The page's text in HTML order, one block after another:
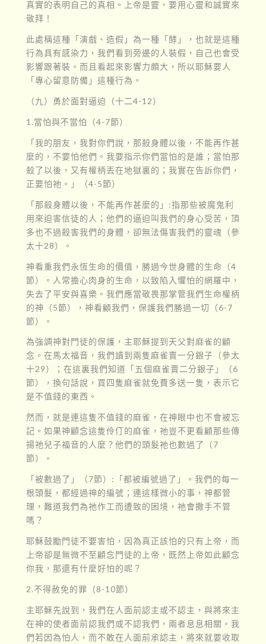
真實的表明自己的真相。上帝是靈，要用心靈和誠實來
敬拜！
此處稱這種「演戲、造假」為一種「酵」，也就是這種
行為具有感染力，我們看到旁邊的人裝假，自己也會受
影響跟著裝。而且看起來影響力頗大，所以耶穌要人
「專心留意防備」這種行為。
（九）勇於面對逼迫（十二4-12）
1.當怕與不當怕（4-7節）
「我的朋友，我對你們說，那殺身體以後，不能再作甚
麼的，不要怕他們。我要指示你們當怕的是誰；當怕那
殺了以後，又有權柄丟在地獄裏的；我實在告訴你們，
正要怕祂。」（4-5節）
「那殺身體以後，不能再作甚麼的」:指那些被魔鬼利
用來迫害信徒的人；他們的逼迫叫我們的身心受苦，頂
多也不過殺害我們的身體，卻無法傷害我們的靈魂（參
太十28）。
神看重我們永恆生命的價值，勝過今世身體的生命（4
節）。人常擔心肉身的生命，以致陷入懼怕的網羅中，
失去了平安與喜樂。我們應當敬畏那掌管我們生命權柄
的神（5節），神看顧我們，保護我們勝過一切（6-7
節）。
為強調神對門徒的保護，主耶穌提到天父對麻雀的顧
念。在馬太福音，我們讀到兩隻麻雀賣一分銀子（參太
十29）；在這裏我們知道「五個麻雀賣二分銀子」（6
節），換句話說，買四隻麻雀就免費多送一隻，表示它
是不值錢的東西。
然而，就是連這隻不值錢的麻雀，在神眼中也不會被忘
記。如果神顧念這隻伶仃的麻雀，祂豈不更看顧那些傳
揚祂兒子福音的人麼？他們的頭髮祂也數過了（7
節）。
「被數過了」（7節）:「都被編號過了」。我們的每一
根頭髮，都經過神的編號；連這樣微小的事，神都管
理，難道我們為祂作工而遭致的困境，祂會撒手不管
嗎？
耶穌鼓勵門徒不要害怕，因為真正該怕的只有上帝，而
上帝卻是無微不至顧念門徒的上帝，既然上帝如此顧念
你我，那還有什麼好怕的呢？
2.不得赦免的罪（8-10節）
主耶穌先說到，我們在人面前認主或不認主，與將來主
在神的使者面前認我們或不認我們，兩者息息相關。我
們若因為怕人，而不敢在人面前承認主，將來就要收取